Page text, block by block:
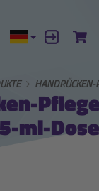
Aktuelle
HANDRÜCKEN-
ml-Dose